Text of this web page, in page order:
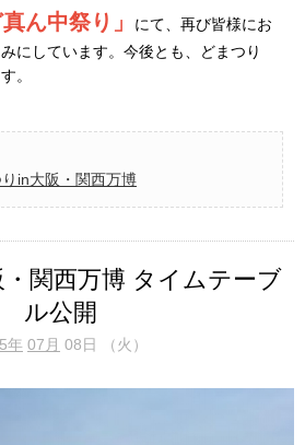
ん中祭り」
にて、再び皆様にお
にしています。今後とも、どまつり
。
りin大阪・関西万博
関西万博 タイムテーブ
ル公開
年 07月 08日 （火）